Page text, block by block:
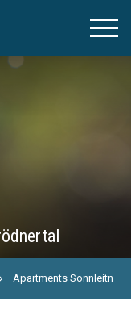
Apartments Sonnleitn